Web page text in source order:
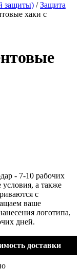
защиты) /Защита
хаки с
- 7-10 рабочих
условия, а также
с
ваше
логотипа,
дней.
доставки